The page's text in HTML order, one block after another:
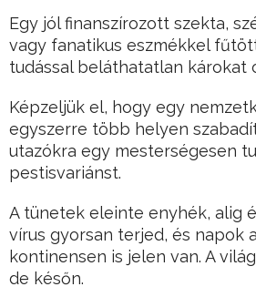
Egy jól finanszírozott szekta,
vagy fanatikus eszmékkel
tudással beláthatatlan károkat
Képzeljük el, hogy egy
egyszerre több helyen
utazókra egy mesterségesen
pestisvariánst.
A tünetek eleinte enyhék, alig
vírus gyorsan terjed, és napok
kontinensen is jelen van. A
de későn.